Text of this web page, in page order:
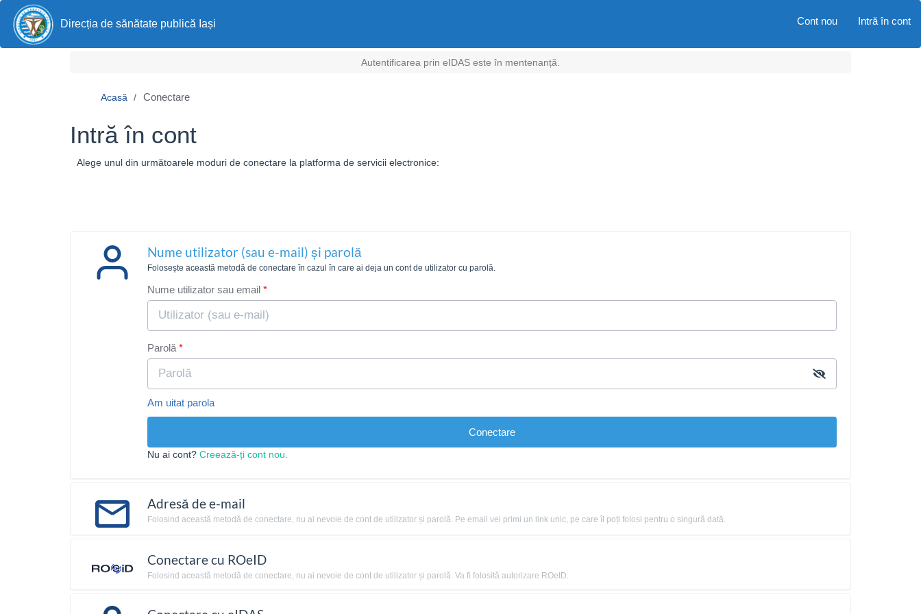
Direcția de sănătate publică Iași Cont nou Intră în cont
Autentificarea prin eIDAS este în mentenanță.
Acasă Conectare
Intră în cont
Alege unul din următoarele moduri de conectare la platforma de servicii electronice:
Nume utilizator (sau e-mail) și parolă
Folosește această metodă de conectare în cazul în care ai deja un cont de utilizator cu parolă.
Nume utilizator sau email
Parolă
Am uitat parola
Conectare
Nu ai cont?Creează-ți cont nou.
Adresă de e-mail
Folosind această metodă de conectare, nu ai nevoie de cont de utilizator și parolă. Pe email vei primi un link unic, pe care îl poți folosi pentru o singură dată.
Conectare cu ROeID
Folosind această metodă de conectare, nu ai nevoie de cont de utilizator și parolă. Va fi folosită autorizare ROeID.